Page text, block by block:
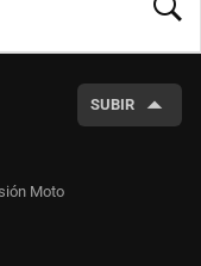
SUBIR
Moto